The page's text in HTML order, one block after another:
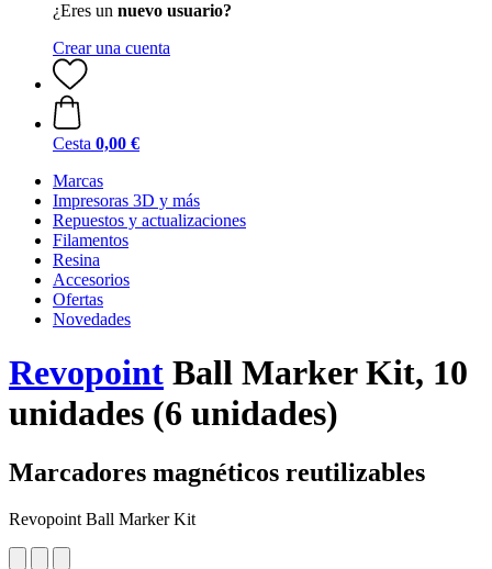
¿Eres un nuevo usuario?
Crear una cuenta
Cesta 0,00 €
Marcas
Impresoras 3D y más
Repuestos y actualizaciones
Filamentos
Resina
Accesorios
Ofertas
Novedades
Revopoint Ball Marker Kit, 10
unidades (6 unidades)
Marcadores magnéticos reutilizables
Revopoint Ball Marker Kit